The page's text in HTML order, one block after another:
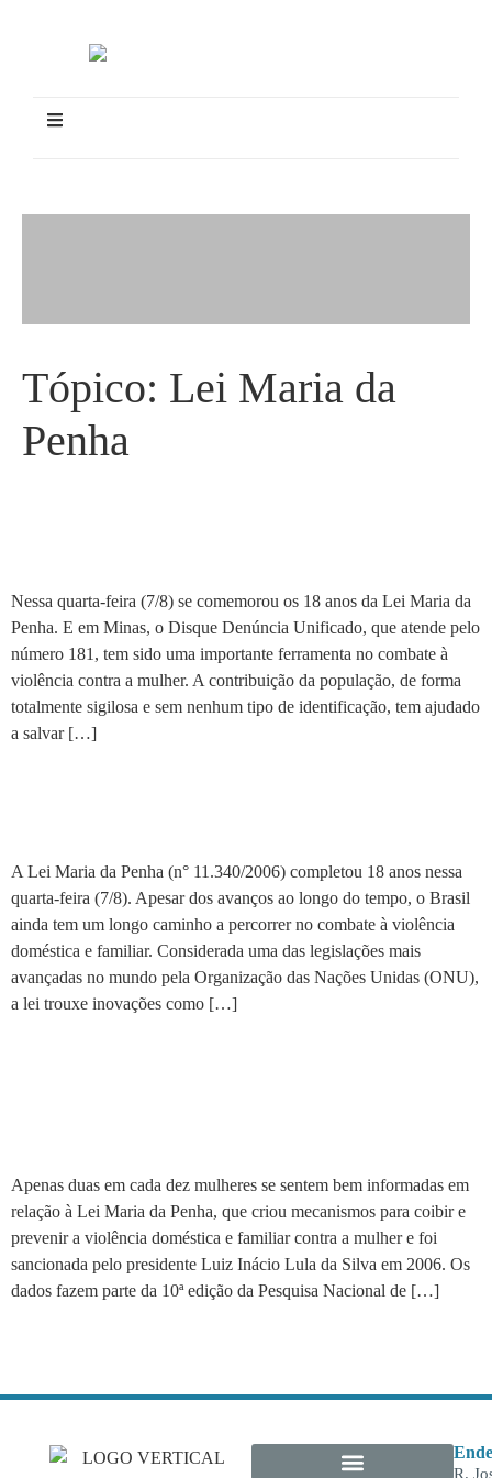
Tópico: Lei Maria da
Penha
Nessa quarta-feira (7/8) se comemorou os 18 anos da Lei Maria da
Penha. E em Minas, o Disque Denúncia Unificado, que atende pelo
número 181, tem sido uma importante ferramenta no combate à
violência contra a mulher. A contribuição da população, de forma
totalmente sigilosa e sem nenhum tipo de identificação, tem ajudado
a salvar […]
A Lei Maria da Penha (n° 11.340/2006) completou 18 anos nessa
quarta-feira (7/8). Apesar dos avanços ao longo do tempo, o Brasil
ainda tem um longo caminho a percorrer no combate à violência
doméstica e familiar. Considerada uma das legislações mais
avançadas no mundo pela Organização das Nações Unidas (ONU),
a lei trouxe inovações como […]
Apenas duas em cada dez mulheres se sentem bem informadas em
relação à Lei Maria da Penha, que criou mecanismos para coibir e
prevenir a violência doméstica e familiar contra a mulher e foi
sancionada pelo presidente Luiz Inácio Lula da Silva em 2006. Os
dados fazem parte da 10ª edição da Pesquisa Nacional de […]
R.